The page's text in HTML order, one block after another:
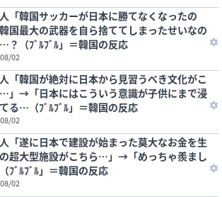
「韓国サッカーが日本に勝てなくなったの
国最大の武器を自ら捨ててしまったせいなの
？（ﾌﾞﾙﾌﾞﾙ」＝韓国の反応
02
「韓国が絶対に日本から見習うべき文化がこ
」→「日本にはこういう意識が子供にまで浸
る…（ﾌﾞﾙﾌﾞﾙ」＝韓国の反応
02
「遂に日本で建設が始まった莫大なお金を生
超大型施設がこちら…」→「めっちゃ羨まし
ﾌﾞﾙﾌﾞﾙ」＝韓国の反応
02